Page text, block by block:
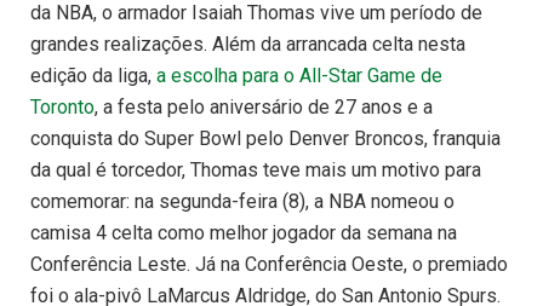
da NBA, o armador Isaiah Thomas vive um período de
grandes realizações. Além da arrancada celta nesta
edição da liga, a escolha para o All-Star Game de
Toronto, a festa pelo aniversário de 27 anos e a
conquista do Super Bowl pelo Denver Broncos, franquia
da qual é torcedor, Thomas teve mais um motivo para
comemorar: na segunda-feira (8), a NBA nomeou o
camisa 4 celta como melhor jogador da semana na
Conferência Leste. Já na Conferência Oeste, o premiado
foi o ala-pivô LaMarcus Aldridge, do San Antonio Spurs.